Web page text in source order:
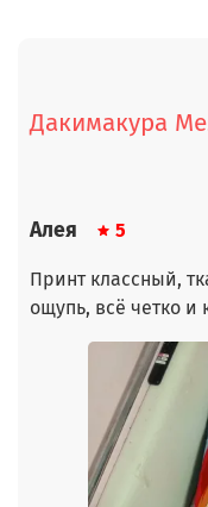
Дакимакура
Алея 5
Принт классный,
ощупь, всё четко и